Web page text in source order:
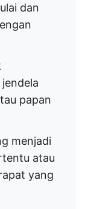
dan
papan
menjadi
atau
yang